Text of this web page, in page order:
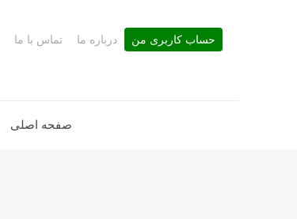
صفحه اصلی
حساب کاربری من درباره ما تماس با ما